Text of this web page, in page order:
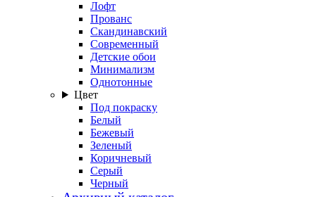
Лофт
Прованс
Скандинавский
Современный
Детские обои
Минимализм
Однотонные
Цвет
Под покраску
Белый
Бежевый
Зеленый
Коричневый
Серый
Черный